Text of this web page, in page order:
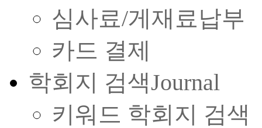
심사료/게재료납부
카드 결제
학회지 검색Journal
키워드 학회지 검색